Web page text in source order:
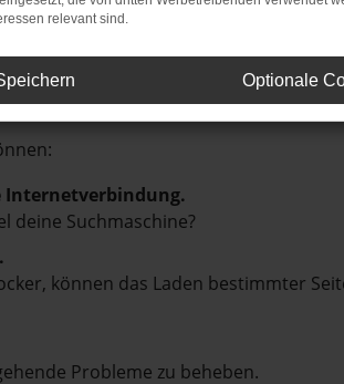
Internetverbindung.
deine Suchmaschine?
können das Laden bestimmter
Probleme zu beheben.
relevant sind.
Optionale